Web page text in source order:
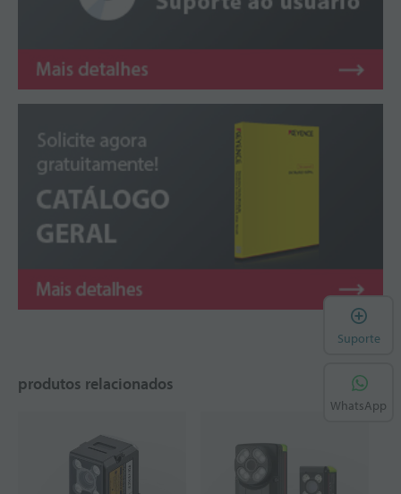
produtos relacionados
Suporte
WhatsApp